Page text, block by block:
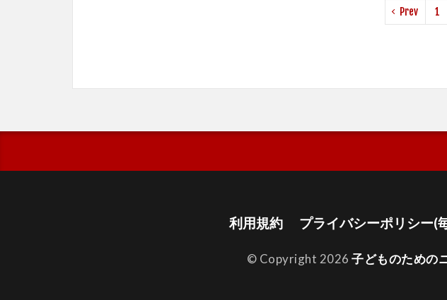
Prev 1
利用規約 プライバシーポリシー(
© Copyright 2026子どものための